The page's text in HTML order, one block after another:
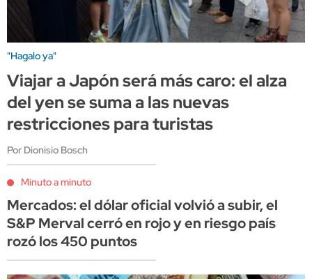
"Hagalo ya"
Viajar a Japón será más caro: el alza
del yen se suma a las nuevas
restricciones para turistas
Por Dionisio Bosch
Minuto a minuto
Mercados: el dólar oficial volvió a subir, el
S&P Merval cerró en rojo y en riesgo país
rozó los 450 puntos